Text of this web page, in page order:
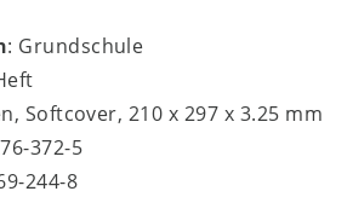
: Grundschule
Softcover, 210 x 297 x 3.25 mm
372-5
244-8